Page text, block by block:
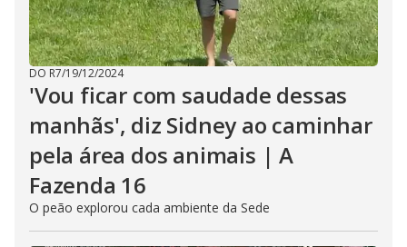
DO R7/19/12/2024
'Vou ficar com saudade dessas
manhãs', diz Sidney ao caminhar
pela área dos animais | A
Fazenda 16
O peão explorou cada ambiente da Sede